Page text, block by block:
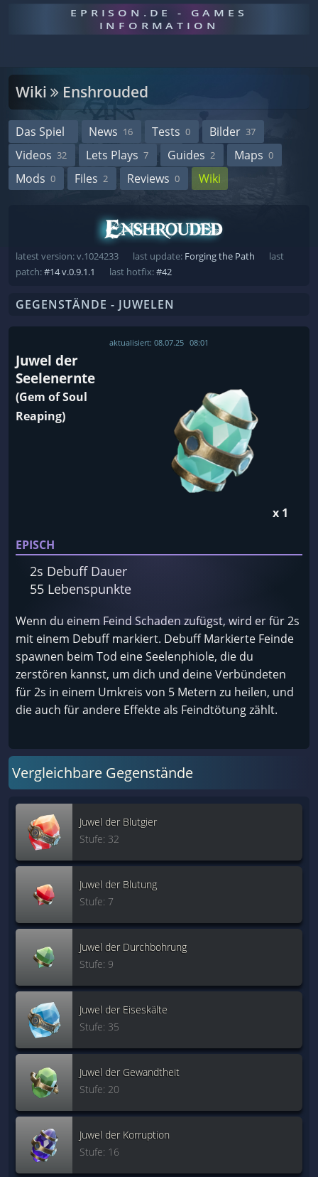
EPRISON.DE - GAMES
INFORMATION
Wiki Enshrouded
Das Spiel News 16 Tests 0 Bilder 37
Videos 32 Lets Plays 7 Guides 2 Maps 0
Mods 0 Files 2 Reviews 0 Wiki
latest version: v.1024233 last update: Forging the Path
last
patch:#14 v.0.9.1.1 last hotfix:#42
GEGENSTÄNDE - JUWELEN
aktualisiert: 08.07.25 08:01
Juwel der
Seelenernte
(Gem of Soul
Reaping)
x 1
EPISCH
2s Debuff Dauer
55 Lebenspunkte
Wenn du einem Feind Schaden zufügst, wird er für 2s
mit einem Debuff markiert. Debuff Markierte Feinde
spawnen beim Tod eine Seelenphiole, die du
zerstören kannst, um dich und deine Verbündeten
für 2s in einem Umkreis von 5 Metern zu heilen, und
die auch für andere Effekte als Feindtötung zählt.
Vergleichbare Gegenstände
Juwel der Blutgier
Stufe: 32
Juwel der Blutung
Stufe: 7
Juwel der Durchbohrung
Stufe: 9
Juwel der Eiseskälte
Stufe: 35
Juwel der Gewandtheit
Stufe: 20
Juwel der Korruption
Stufe: 16